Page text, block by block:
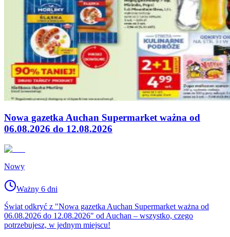
Nowa gazetka Auchan Supermarket ważna od
06.08.2026 do 12.08.2026
Nowy
Ważny 6 dni
Świat odkryć z "Nowa gazetka Auchan Supermarket ważna od
06.08.2026 do 12.08.2026" od Auchan – wszystko, czego
potrzebujesz, w jednym miejscu!